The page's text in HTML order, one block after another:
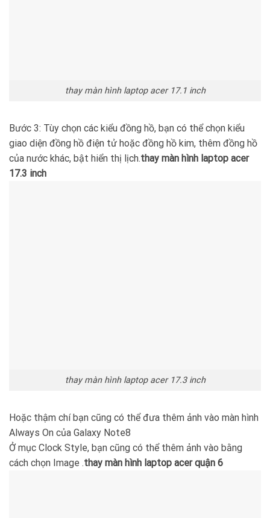
thay màn hình laptop acer 17.1 inch
Bước 3: Tùy chọn các kiểu đồng hồ, bạn có thể chọn kiểu
giao diện đồng hồ điện tử hoặc đồng hồ kim, thêm đồng hồ
của nước khác, bật hiển thị lịch.thay màn hình laptop acer
17.3 inch
thay màn hình laptop acer 17.3 inch
Hoặc thậm chí bạn cũng có thể đưa thêm ảnh vào màn hình
Always On của Galaxy Note8
Ở mục Clock Style, bạn cũng có thể thêm ảnh vào bằng
cách chọn Image .thay màn hình laptop acer quận 6